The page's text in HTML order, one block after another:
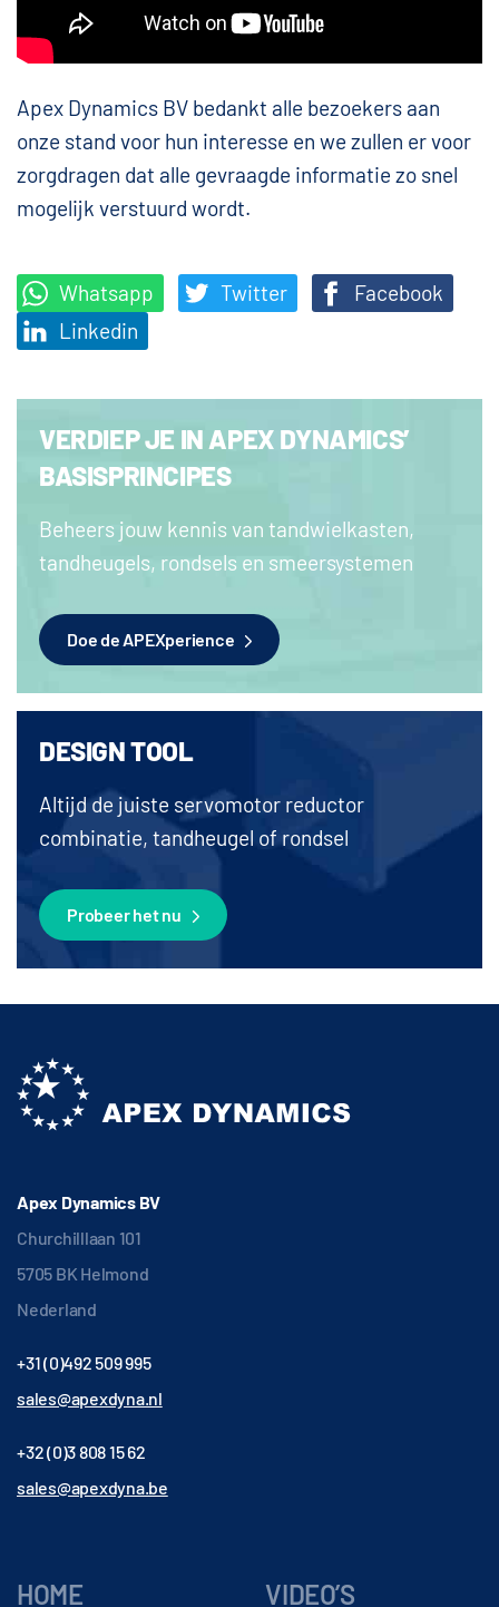
Apex Dynamics BV bedankt alle bezoekers aan
onze stand voor hun interesse en we zullen er voor
zorgdragen dat alle gevraagde informatie zo snel
mogelijk verstuurd wordt.
Whatsapp Twitter
Facebook
Linkedin
VERDIEP JE IN APEX DYNAMICS’
BASISPRINCIPES
Beheers jouw kennis van tandwielkasten,
tandheugels, rondsels en smeersystemen
Doe de APEXperience
DESIGN TOOL
Altijd de juiste servomotor reductor
combinatie, tandheugel of rondsel
Probeer het nu
Apex Dynamics BV
Churchilllaan 101
5705 BK Helmond
Nederland
+31 (0)492 509 995
sales@apexdyna.nl
+32 (0)3 808 15 62
sales@apexdyna.be
HOME VIDEO’S